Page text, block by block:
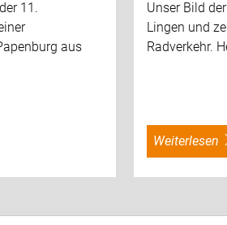
11.
aus
Unser Bild
Lingen und
Radverkehr.
weiterlesen